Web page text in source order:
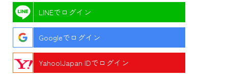
LINEでログイン
Googleでログイン
Yahoo!Japan IDでログイン